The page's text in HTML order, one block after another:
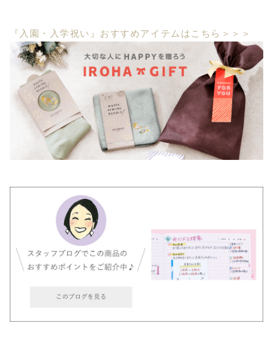
『入園・入学祝い』おすすめアイテムはこちら＞＞＞